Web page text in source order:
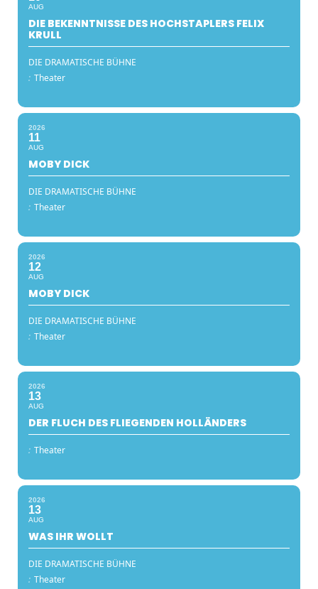
AUG
DIE BEKENNTNISSE DES HOCHSTAPLERS FELIX
KRULL
DIE DRAMATISCHE BÜHNE
: Theater
2026
11
AUG
MOBY DICK
DIE DRAMATISCHE BÜHNE
: Theater
2026
12
AUG
MOBY DICK
DIE DRAMATISCHE BÜHNE
: Theater
2026
13
AUG
DER FLUCH DES FLIEGENDEN HOLLÄNDERS
: Theater
2026
13
AUG
WAS IHR WOLLT
DIE DRAMATISCHE BÜHNE
: Theater